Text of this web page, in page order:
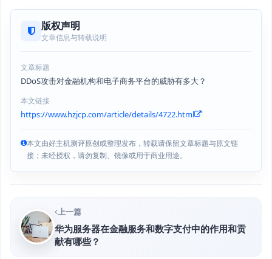
版权声明
文章信息与转载说明
文章标题
DDoS攻击对金融机构和电子商务平台的威胁有多大？
本文链接
https://www.hzjcp.com/article/details/4722.html
本文由好主机测评原创或整理发布，转载请保留文章标题与原文链
接；未经授权，请勿复制、镜像或用于商业用途。
上一篇
华为服务器在金融服务和数字支付中的作用和贡
献有哪些？